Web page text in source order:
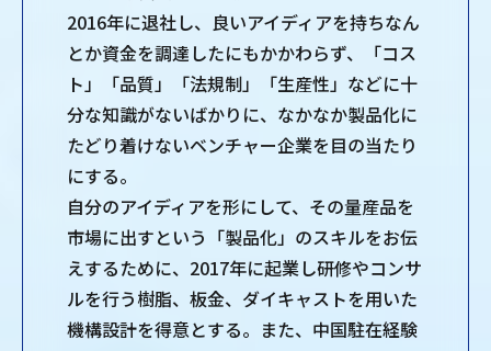
2016年に退社し、良いアイディアを持ちなん
とか資金を調達したにもかかわらず、「コス
ト」「品質」「法規制」「生産性」などに十
分な知識がないばかりに、なかなか製品化に
たどり着けないベンチャー企業を目の当たり
にする。
自分のアイディアを形にして、その量産品を
市場に出すという「製品化」のスキルをお伝
えするために、2017年に起業し研修やコンサ
ルを行う樹脂、板金、ダイキャストを用いた
機構設計を得意とする。また、中国駐在経験